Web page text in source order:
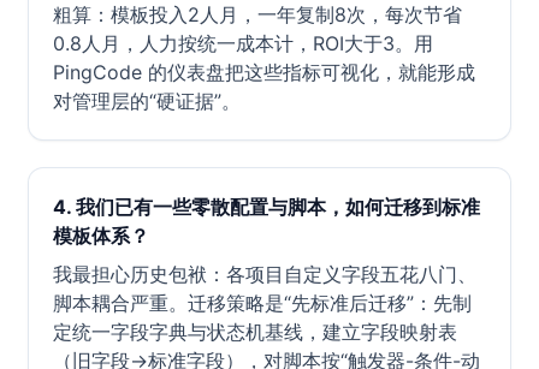
粗算：模板投入2人月，一年复制8次，每次节省
0.8人月，人力按统一成本计，ROI大于3。用
PingCode 的仪表盘把这些指标可视化，就能形成
对管理层的“硬证据”。
4. 我们已有一些零散配置与脚本，如何迁移到标准
模板体系？
我最担心历史包袱：各项目自定义字段五花八门、
脚本耦合严重。迁移策略是“先标准后迁移”：先制
定统一字段字典与状态机基线，建立字段映射表
（旧字段→标准字段），对脚本按“触发器-条件-动